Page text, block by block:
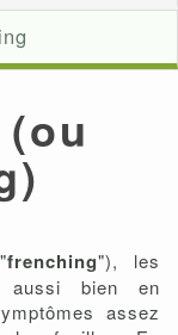
frenching"), les
aussi bien en
assez